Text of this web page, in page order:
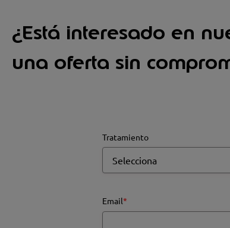
¿Está interesado en
una oferta sin
Tratamiento
Email*